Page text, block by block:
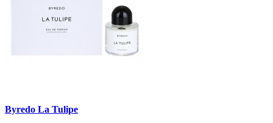
Byredo La Tulipe